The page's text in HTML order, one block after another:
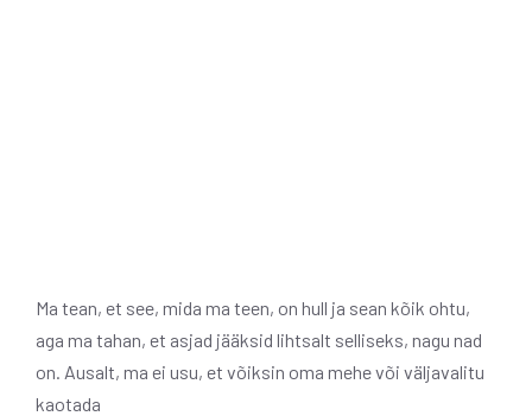
Ma tean, et see, mida ma teen, on hull ja sean kõik ohtu,
aga ma tahan, et asjad jääksid lihtsalt selliseks, nagu nad
on. Ausalt, ma ei usu, et võiksin oma mehe või väljavalitu
kaotada